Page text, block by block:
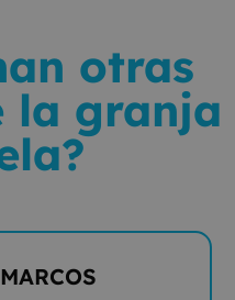
otras
la granja